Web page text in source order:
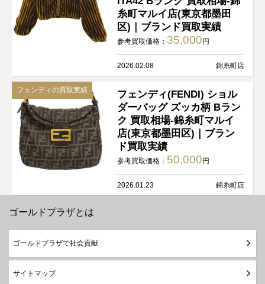
糸町マルイ店(東京都墨田
区)｜ブランド買取実績
参考買取価格： 35,000 円
2026.02.08 錦糸町店
フェンディの買取実績
フェンディ(FENDI) ショル
ダーバッグ ズッカ柄 Bラン
ク 買取相場-錦糸町マルイ
店(東京都墨田区)｜ブラン
ド買取実績
参考買取価格： 50,000 円
2026.01.23 錦糸町店
ゴールドプラザとは
ゴールドプラザで社会貢献
サイトマップ